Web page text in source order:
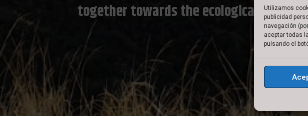
Utilizamos
publicidad
navegación
aceptar todas
pulsando el
together towards the ecological